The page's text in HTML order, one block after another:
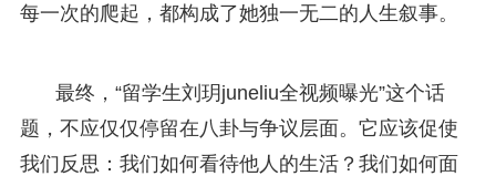
每一次的爬起，都构成了她独一无二的人生叙事。
最终，“留学生刘玥juneliu全视频曝光”这个话
题，不应仅仅停留在八卦与争议层面。它应该促使
我们反思：我们如何看待他人的生活？我们如何面